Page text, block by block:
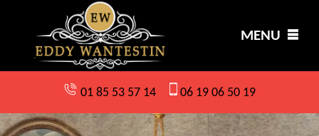
MENU
01 85 53 57 14 06 19 06 50 19